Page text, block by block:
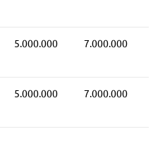
5.000.000 7.000.000
5.000.000 7.000.000